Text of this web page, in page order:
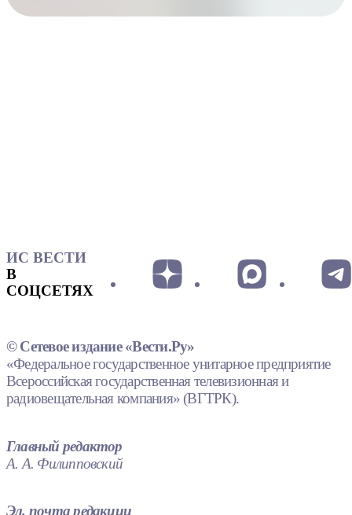
ИС ВЕСТИ
В
СОЦСЕТЯХ
© Сетевое издание «Вести.Ру»
«Федеральное государственное унитарное предприятие
Всероссийская государственная телевизионная и
радиовещательная компания» (ВГТРК).
Главный редактор
А. А. Филипповский
Эл. почта редакции